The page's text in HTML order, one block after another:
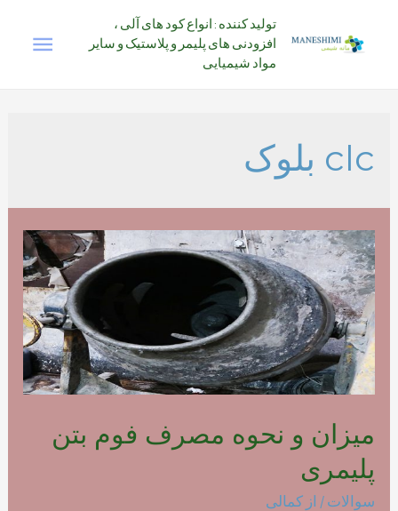
تولید کننده : انواع کود های آلی ،
افزودنی های پلیمر و پلاستیک و سایر
مواد شیمیایی
clc بلوک
میزان و نحوه مصرف فوم بتن
پلیمری
سوالات / از کمالی